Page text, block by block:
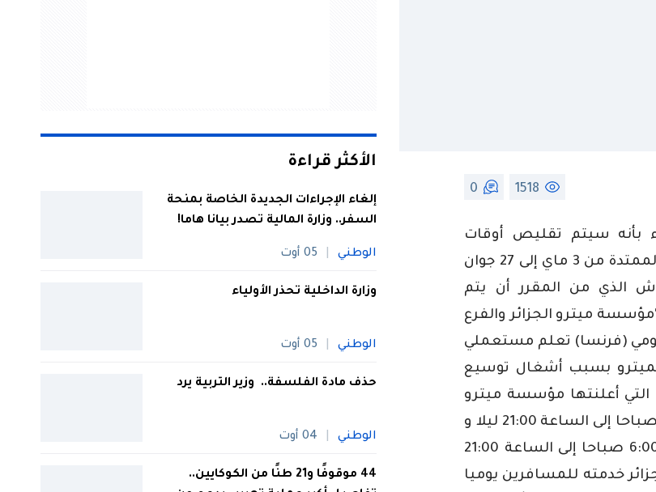
1518
0
بأنه سيتم تقليص أوقات
استغلال ميترو الجزائر بثلاث ساعات خلال الفترة الممتدة من 3 ماي إلى 27 جوان
الذي من المقرر أن يتم
بأن “مؤسسة ميترو الجزائر والفرع
(فرنسا) تعلم مستعملي
بسبب أشغال توسيع
التي أعلنتها مؤسسة ميترو
الجزائر هي كالآتي “3 ماي 2014 : من الساعة ال5:00 صباحا إلى الساعة 21:00 ليلا و
من 4 مايو إلى غاية 27 جوان 2014 : من الساعة ال6:00 صباحا إلى الساعة 21:00
2011 يقدم ميترو الجزائر خدمته للمسافرين يوميا
الأكثر قراءة
إلغاء الإجراءات الجديدة الخاصة بمنحة
السفر.. وزارة المالية تصدر بيانا هاما!
الوطني 05 أوت
وزارة الداخلية تحذر الأولياء
الوطني 05 أوت
حذف مادة الفلسفة.. وزير التربية يرد
الوطني 04 أوت
44 موقوفًا و21 طنًا من الكوكايين..